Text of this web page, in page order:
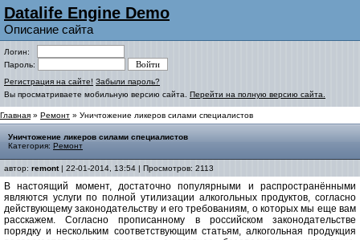
Datalife Engine Demo
Описание сайта
Логин:
Пароль:
Регистрация на сайте! Забыли пароль?
Вы просматриваете мобильную версию сайта. Перейти на полную версию сайта.
Главная » Ремонт » Уничтожение ликеров силами специалистов
Уничтожение ликеров силами специалистов
Категория: Ремонт
автор: remont| 22-01-2014, 13:54 | Просмотров: 2113
В настоящий момент, достаточно популярными и распространёнными
являются услуги по полной утилизации алкогольных продуктов, согласно
действующему законодательству и его требованиям, о которых мы еще вам
расскажем. Согласно прописанному в российском законодательстве
порядку и нескольким соответствующим статьям, алкогольная продукция